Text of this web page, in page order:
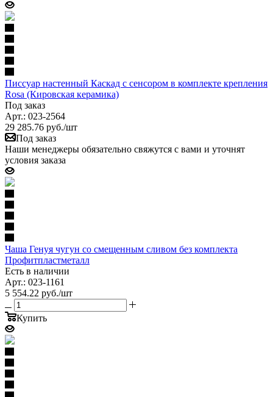
Писсуар настенный Каскад с сенсором в комплекте крепления
Rosa (Кировская керамика)
Под заказ
Арт.: 023-2564
29 285.76 руб./шт
Под заказ
Наши менеджеры обязательно свяжутся с вами и уточнят
условия заказа
Чаша Генуя чугун со смещенным сливом без комплекта
Профитпластметалл
Есть в наличии
Арт.: 023-1161
5 554.22 руб./шт
Купить